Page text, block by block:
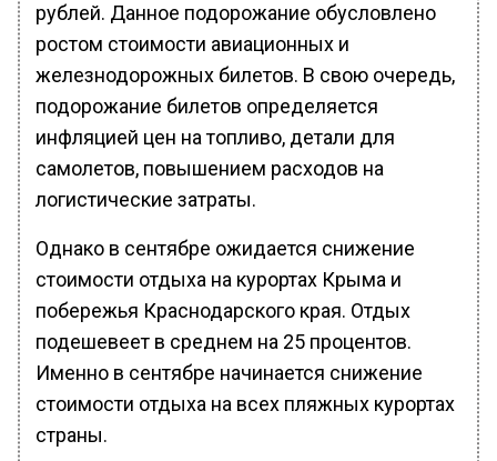
рублей. Данное подорожание обусловлено
ростом стоимости авиационных и
железнодорожных билетов. В свою очередь,
подорожание билетов определяется
инфляцией цен на топливо, детали для
самолетов, повышением расходов на
логистические затраты.
Однако в сентябре ожидается снижение
стоимости отдыха на курортах Крыма и
побережья Краснодарского края. Отдых
подешевеет в среднем на 25 процентов.
Именно в сентябре начинается снижение
стоимости отдыха на всех пляжных курортах
страны.